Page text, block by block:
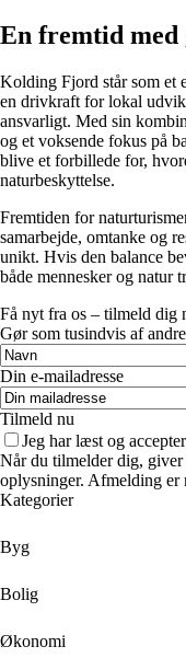
En fremtid
Kolding Fjord står som et
en drivkraft for lokal
ansvarligt. Med sin
og et voksende fokus på
blive et forbillede for,
naturbeskyttelse.
Fremtiden for
samarbejde, omtanke og
unikt. Hvis den balance
både mennesker og natur
Få nyt fra os – tilmeld dig
Gør som tusindvis af
Din e-mailadresse
Tilmeld nu
Jeg har læst og
Når du tilmelder dig,
oplysninger. Afmelding er
Kategorier
Byg
Bolig
Økonomi